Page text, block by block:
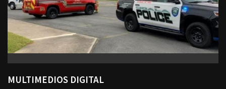
MULTIMEDIOS DIGITAL